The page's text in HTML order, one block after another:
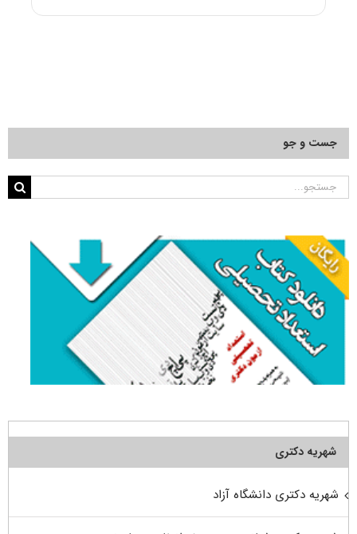
جست و جو
جستجو
شهریه دکتری
شهریه دکتری دانشگاه آزاد